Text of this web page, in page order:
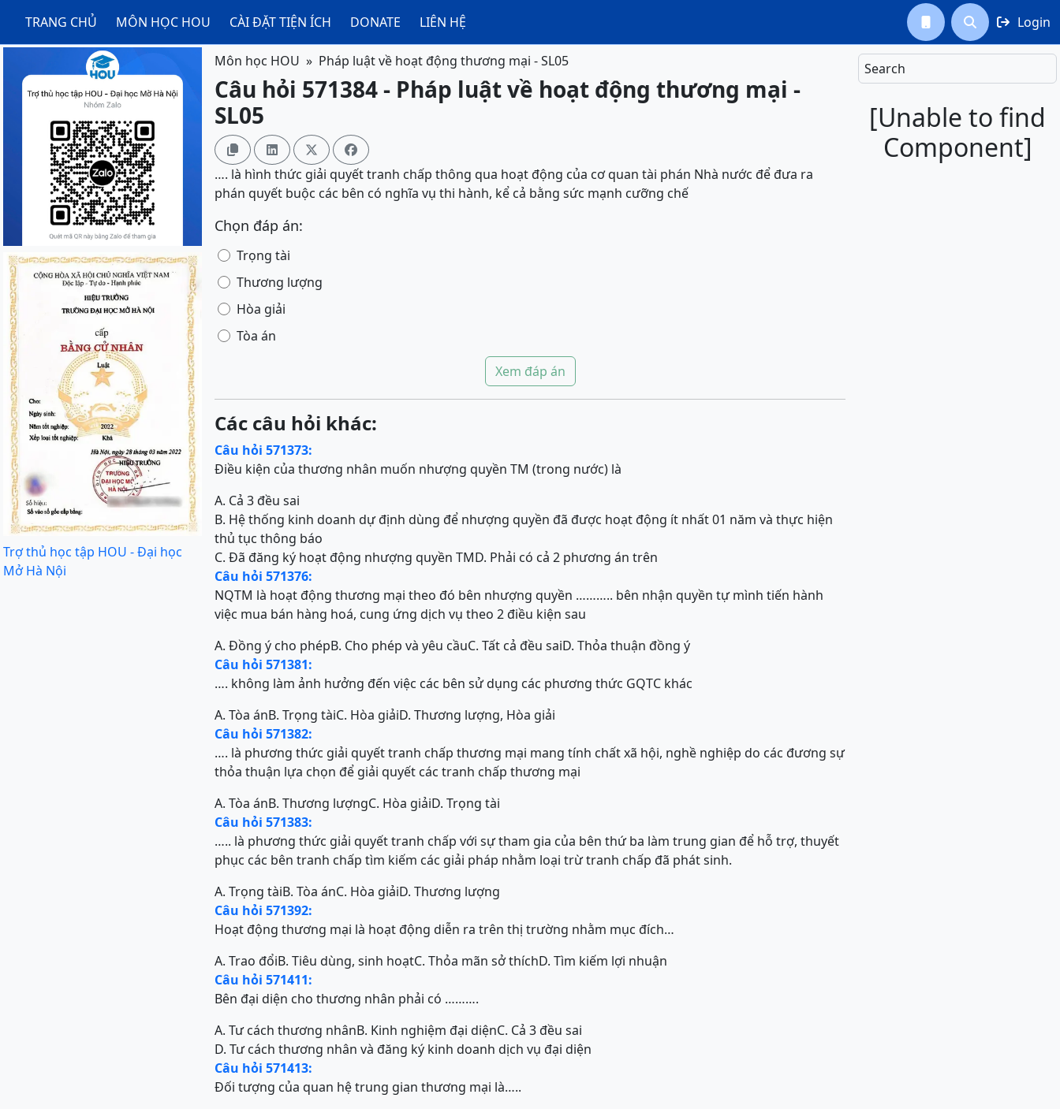
TRANG CHỦ MÔN HỌC HOU CÀI ĐẶT TIỆN ÍCH DONATE LIÊN HỆ   Login
Search
[Unable to find
Component]
Trợ thủ học tập HOU - Đại học
Mở Hà Nội
Môn học HOU Pháp luật về hoạt động thương mại - SL05
Câu hỏi 571384 - Pháp luật về hoạt động thương mại -
SL05
   
…. là hình thức giải quyết tranh chấp thông qua hoạt động của cơ quan tài phán Nhà nước để đưa ra
phán quyết buộc các bên có nghĩa vụ thi hành, kể cả bằng sức mạnh cưỡng chế
Chọn đáp án:
Trọng tài
Thương lượng
Hòa giải
Tòa án
Xem đáp án
Các câu hỏi khác:
Câu hỏi 571373:
Điều kiện của thương nhân muốn nhượng quyền TM (trong nước) là
A. Cả 3 đều sai
B. Hệ thống kinh doanh dự định dùng để nhượng quyền đã được hoạt động ít nhất 01 năm và thực hiện
thủ tục thông báo
C. Đã đăng ký hoạt động nhượng quyền TMD. Phải có cả 2 phương án trên
Câu hỏi 571376:
NQTM là hoạt động thương mại theo đó bên nhượng quyền ……….. bên nhận quyền tự mình tiến hành
việc mua bán hàng hoá, cung ứng dịch vụ theo 2 điều kiện sau
A. Đồng ý cho phépB. Cho phép và yêu cầuC. Tất cả đều saiD. Thỏa thuận đồng ý
Câu hỏi 571381:
…. không làm ảnh hưởng đến việc các bên sử dụng các phương thức GQTC khác
A. Tòa ánB. Trọng tàiC. Hòa giảiD. Thương lượng, Hòa giải
Câu hỏi 571382:
…. là phương thức giải quyết tranh chấp thương mại mang tính chất xã hội, nghề nghiệp do các đương sự
thỏa thuận lựa chọn để giải quyết các tranh chấp thương mại
A. Tòa ánB. Thương lượngC. Hòa giảiD. Trọng tài
Câu hỏi 571383:
….. là phương thức giải quyết tranh chấp với sự tham gia của bên thứ ba làm trung gian để hỗ trợ, thuyết
phục các bên tranh chấp tìm kiếm các giải pháp nhằm loại trừ tranh chấp đã phát sinh.
A. Trọng tàiB. Tòa ánC. Hòa giảiD. Thương lượng
Câu hỏi 571392:
Hoạt động thương mại là hoạt động diễn ra trên thị trường nhằm mục đích…
A. Trao đổiB. Tiêu dùng, sinh hoạtC. Thỏa mãn sở thíchD. Tìm kiếm lợi nhuận
Câu hỏi 571411:
Bên đại diện cho thương nhân phải có ……….
A. Tư cách thương nhânB. Kinh nghiệm đại diệnC. Cả 3 đều sai
D. Tư cách thương nhân và đăng ký kinh doanh dịch vụ đại diện
Câu hỏi 571413:
Đối tượng của quan hệ trung gian thương mại là…..